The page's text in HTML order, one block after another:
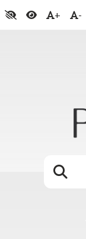
+ -